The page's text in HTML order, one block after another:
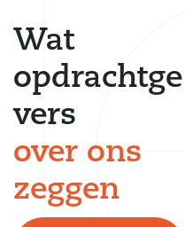
Wat
opdrachtge
vers
over ons
zeggen